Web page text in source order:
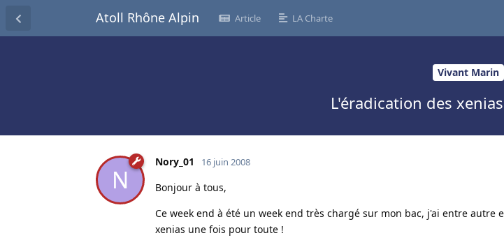
Atoll Rhône Alpin Article LA Charte
Vivant Marin
L'éradication des
N
Nory_01 16 juin 2008
Bonjour à tous,
Ce week end à été un week end très chargé sur mon bac, j'ai entre autre
xenias une fois pour toute !